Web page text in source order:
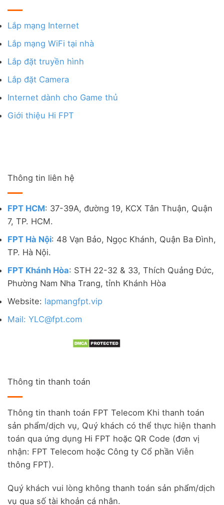
Lắp mạng Internet
Lắp mạng WiFi tại nhà
Lắp đặt truyền hình
Lắp đặt Camera
Internet dành cho Game thủ
Giới thiệu Hi FPT
Thông tin liên hệ
FPT HCM: 37-39A, đường 19, KCX Tân Thuận, Quận
7, TP. HCM.
FPT Hà Nội: 48 Vạn Bảo, Ngọc Khánh, Quận Ba Đình,
TP. Hà Nội.
FPT Khánh Hòa: STH 22-32 & 33, Thích Quảng Đức,
Phường Nam Nha Trang, tỉnh Khánh Hòa
Website: lapmangfpt.vip
Mail: YLC@fpt.com
Thông tin thanh toán
Thông tin thanh toán FPT Telecom Khi thanh toán
sản phẩm/dịch vụ, Quý khách có thể thực hiện thanh
toán qua ứng dụng Hi FPT hoặc QR Code (đơn vị
nhận: FPT Telecom hoặc Công ty Cổ phần Viễn
thông FPT).
Quý khách vui lòng không thanh toán sản phẩm/dịch
vụ qua số tài khoản cá nhân.